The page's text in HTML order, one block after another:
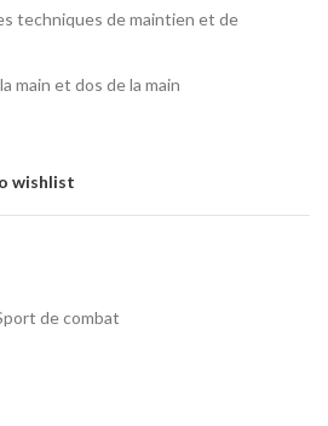
techniques de maintien et de
main et dos de la main
wishlist
de combat